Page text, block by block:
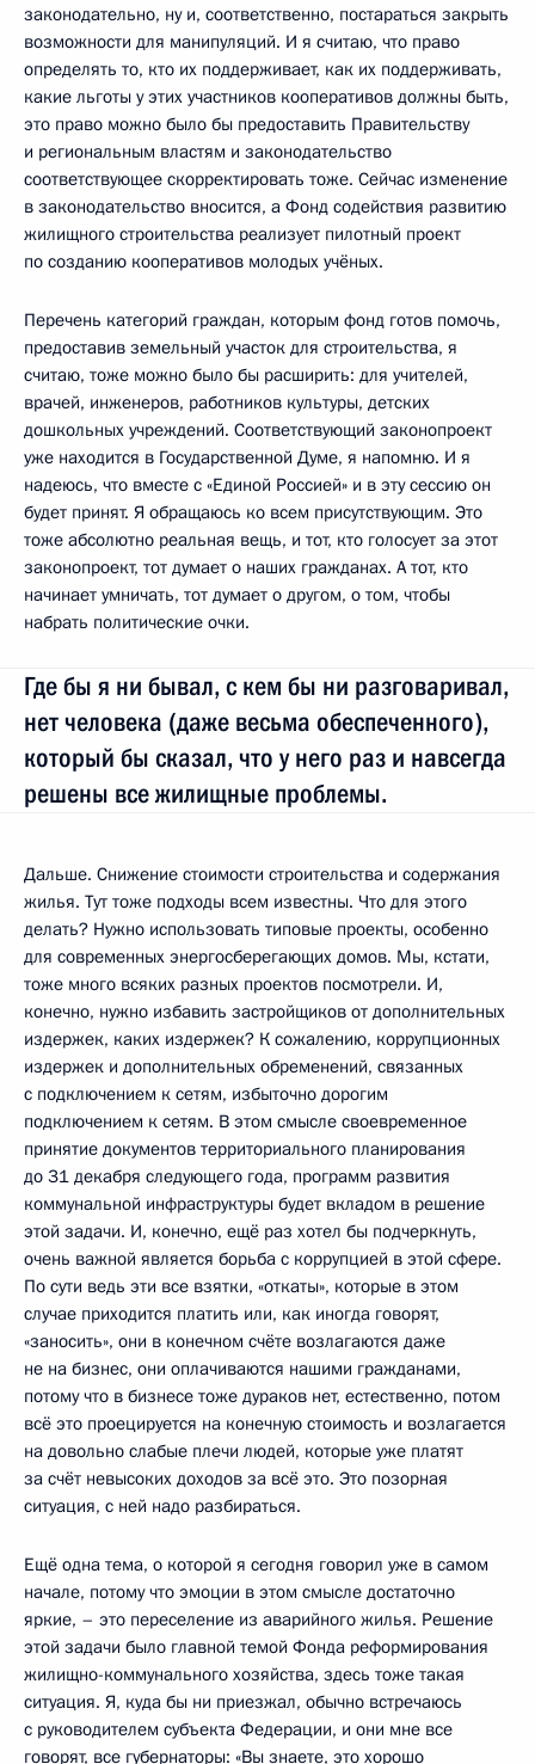
законодательно, ну и, соответственно, постараться закрыть
возможности для манипуляций. И я считаю, что право
определять то, кто их поддерживает, как их поддерживать,
какие льготы у этих участников кооперативов должны быть,
это право можно было бы предоставить Правительству
и региональным властям и законодательство
соответствующее скорректировать тоже. Сейчас изменение
в законодательство вносится, а Фонд содействия развитию
жилищного строительства реализует пилотный проект
по созданию кооперативов молодых учёных.
Перечень категорий граждан, которым фонд готов помочь,
предоставив земельный участок для строительства, я
считаю, тоже можно было бы расширить: для учителей,
врачей, инженеров, работников культуры, детских
дошкольных учреждений. Соответствующий законопроект
уже находится в Государственной Думе, я напомню. И я
надеюсь, что вместе с «Единой Россией» и в эту сессию он
будет принят. Я обращаюсь ко всем присутствующим. Это
тоже абсолютно реальная вещь, и тот, кто голосует за этот
законопроект, тот думает о наших гражданах. А тот, кто
начинает умничать, тот думает о другом, о том, чтобы
набрать политические очки.
Где бы я ни бывал, с кем бы ни разговаривал,
нет человека (даже весьма обеспеченного),
который бы сказал, что у него раз и навсегда
решены все жилищные проблемы.
Дальше. Снижение стоимости строительства и содержания
жилья. Тут тоже подходы всем известны. Что для этого
делать? Нужно использовать типовые проекты, особенно
для современных энергосберегающих домов. Мы, кстати,
тоже много всяких разных проектов посмотрели. И,
конечно, нужно избавить застройщиков от дополнительных
издержек, каких издержек? К сожалению, коррупционных
издержек и дополнительных обременений, связанных
с подключением к сетям, избыточно дорогим
подключением к сетям. В этом смысле своевременное
принятие документов территориального планирования
до 31 декабря следующего года, программ развития
коммунальной инфраструктуры будет вкладом в решение
этой задачи. И, конечно, ещё раз хотел бы подчеркнуть,
очень важной является борьба с коррупцией в этой сфере.
По сути ведь эти все взятки, «откаты», которые в этом
случае приходится платить или, как иногда говорят,
«заносить», они в конечном счёте возлагаются даже
не на бизнес, они оплачиваются нашими гражданами,
потому что в бизнесе тоже дураков нет, естественно, потом
всё это проецируется на конечную стоимость и возлагается
на довольно слабые плечи людей, которые уже платят
за счёт невысоких доходов за всё это. Это позорная
ситуация, с ней надо разбираться.
Ещё одна тема, о которой я сегодня говорил уже в самом
начале, потому что эмоции в этом смысле достаточно
яркие, – это переселение из аварийного жилья. Решение
этой задачи было главной темой Фонда реформирования
жилищно-коммунального хозяйства, здесь тоже такая
ситуация. Я, куда бы ни приезжал, обычно встречаюсь
с руководителем субъекта Федерации, и они мне все
говорят, все губернаторы: «Вы знаете, это хорошо